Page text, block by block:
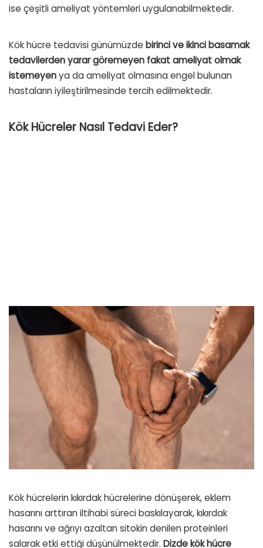
ise çeşitli ameliyat yöntemleri uygulanabilmektedir.
Kök hücre tedavisi günümüzde birinci ve ikinci basamak
tedavilerden yarar göremeyen fakat ameliyat olmak
istemeyenya da ameliyat olmasına engel bulunan
hastaların iyileştirilmesinde tercih edilmektedir.
Kök Hücreler Nasıl Tedavi Eder?
Kök hücrelerin kıkırdak hücrelerine dönüşerek, eklem
hasarını arttıran iltihabi süreci baskılayarak, kıkırdak
hasarını ve ağrıyı azaltan sitokin denilen proteinleri
salarak etki ettiği düşünülmektedir. Dizde kök hücre